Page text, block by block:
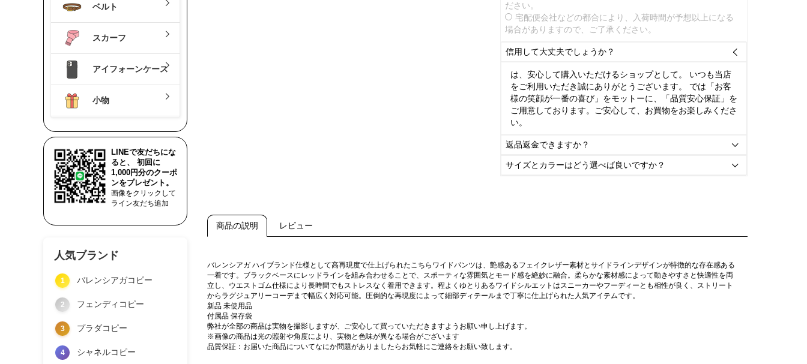
ベルト
スカーフ
アイフォーンケース
小物
LINEで友だちにな
ると、 初回に
1,000円分のクーポ
ンをプレゼント。
画像をクリックして
ライン友だち追加
人気ブランド
1 バレンシアガコピー
2 フェンディコピー
3 プラダコピー
4 シャネルコピー
ださい。
宅配便会社などの都合により、入荷時間が予想以上になる
場合がありますので、ご了承ください。
信用して大丈夫でしょうか？ 
は、安心して購入いただけるショップとして。 いつも当店
をご利用いただき誠にありがとうございます。 では「お客
様の笑顔が一番の喜び」をモットーに、「品質安心保証」を
ご用意しております。ご安心して、お買物をお楽しみくださ
い。
返品返金できますか？ 
サイズとカラーはどう選べば良いですか？ 
商品の説明 レビュー
バレンシアガ ハイブランド仕様として高再現度で仕上げられたこちらワイドパンツは、艶感あるフェイクレザー素材とサイドラインデザインが特徴的な存在感ある
一着です。ブラックベースにレッドラインを組み合わせることで、スポーティな雰囲気とモード感を絶妙に融合。柔らかな素材感によって動きやすさと快適性を両
立し、ウエストゴム仕様により長時間でもストレスなく着用できます。程よくゆとりあるワイドシルエットはスニーカーやフーディーとも相性が良く、ストリート
からラグジュアリーコーデまで幅広く対応可能。圧倒的な再現度によって細部ディテールまで丁寧に仕上げられた人気アイテムです。
新品 未使用品
付属品 保存袋
弊社が全部の商品は実物を撮影しますが、ご安心して買っていただきますようお願い申し上げます。
※画像の商品は光の照射や角度により、実物と色味が異なる場合がございます
品質保証：お届いた商品についてなにか問題がありましたらお気軽にご連絡をお願い致します。